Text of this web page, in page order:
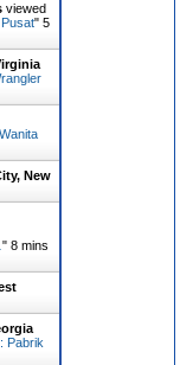
viewed
" 5
New
" 8 mins
Pabrik